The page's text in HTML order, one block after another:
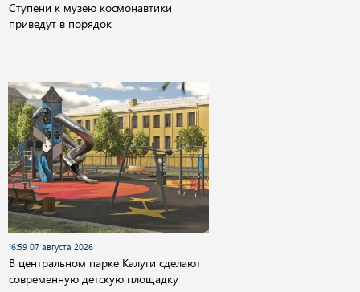
Cтупени к музею космонавтики
приведут в порядок
16:59 07 августа 2026
В центральном парке Калуги сделают
современную детскую площадку